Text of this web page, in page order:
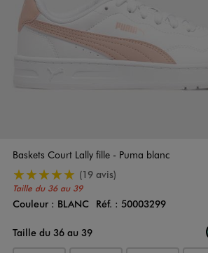
Baskets Court Lally fille - Puma blanc
Taille du 36 au 39
5/5 de moyenne(19 avis)
Couleur
Couleur : BLANC Réf. : 50003299
Taille du 36 au 39